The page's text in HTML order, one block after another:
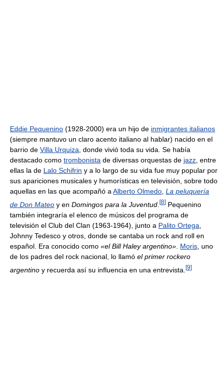
Eddie Pequenino (1928-2000) era un hijo de inmigrantes italianos
(siempre mantuvo un claro acento italiano al hablar) nacido en el
barrio de Villa Urquiza, donde vivió toda su vida. Se había
destacado como trombonista de diversas orquestas de jazz, entre
ellas la de Lalo Schifrin y a lo largo de su vida fue muy popular por
sus apariciones musicales y humorísticas en televisión, sobre todo
aquellas en las que acompañó aAlberto Olmedo, La peluquería
de Don Mateo y en Domingos para la Juventud [8] Pequenino
también integraría el elenco de músicos del programa de
televisión el Club del Clan (1963-1964), junto a Palito Ortega
Johnny Tedesco y otros, donde se cantaba un rock and roll en
español. Era conocido como «el Bill Haley argentino» Moris , uno
de los padres del rock nacional, lo llamó el primer rockero
argentino y recuerda así su influencia en una entrevista. [9]